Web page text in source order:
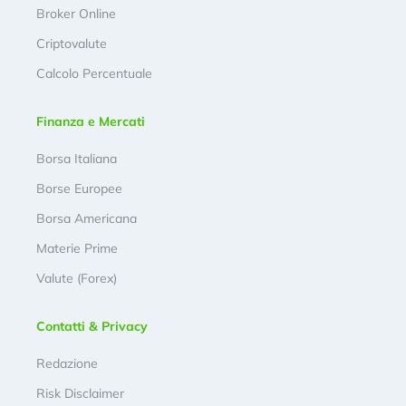
Broker Online
Criptovalute
Calcolo Percentuale
Finanza e Mercati
Borsa Italiana
Borse Europee
Borsa Americana
Materie Prime
Valute (Forex)
Contatti & Privacy
Redazione
Risk Disclaimer